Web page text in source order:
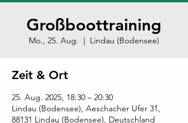
Großboottraining
Mo., 25. Aug.
  |
Lindau (Bodensee)
Zeit & Ort
25. Aug. 2025, 18:30 – 20:30
Lindau (Bodensee), Aeschacher Ufer 31,
88131 Lindau (Bodensee), Deutschland